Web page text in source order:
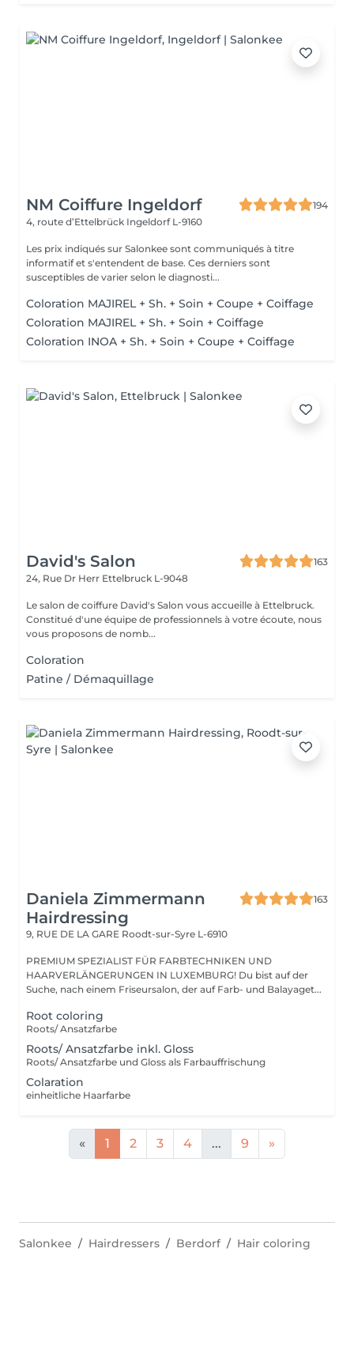
NM Coiffure Ingeldorf
194
4, route d’Ettelbrück Ingeldorf L-9160
Les prix indiqués sur Salonkee sont communiqués à titre
informatif et s'entendent de base. Ces derniers sont
susceptibles de varier selon le diagnosti...
Coloration MAJIREL + Sh. + Soin + Coupe + Coiffage
Coloration MAJIREL + Sh. + Soin + Coiffage
Coloration INOA + Sh. + Soin + Coupe + Coiffage
David's Salon
163
24, Rue Dr Herr Ettelbruck L-9048
Le salon de coiffure David's Salon vous accueille à Ettelbruck.
Constitué d'une équipe de professionnels à votre écoute, nous
vous proposons de nomb...
Coloration
Patine / Démaquillage
Daniela Zimmermann
Hairdressing
163
9, RUE DE LA GARE Roodt-sur-Syre L-6910
PREMIUM SPEZIALIST FÜR FARBTECHNIKEN UND
HAARVERLÄNGERUNGEN IN LUXEMBURG! Du bist auf der
Suche, nach einem Friseursalon, der auf Farb- und Balayaget...
Root coloring
Roots/ Ansatzfarbe
Roots/ Ansatzfarbe inkl. Gloss
Roots/ Ansatzfarbe und Gloss als Farbauffrischung
Colaration
einheitliche Haarfarbe
« 1 2 3 4 ... 9 »
Salonkee Hairdressers Berdorf Hair coloring